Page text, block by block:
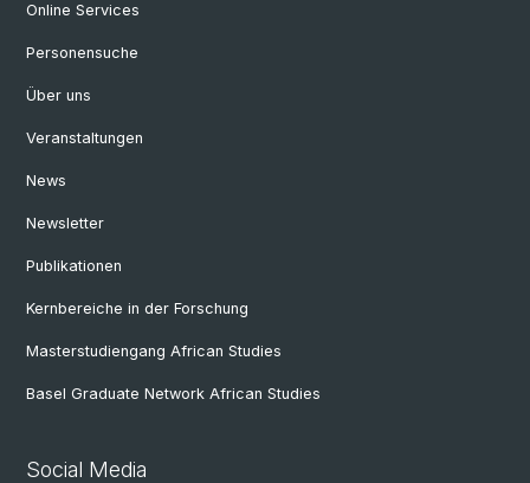
Online Services
Personensuche
Über uns
Veranstaltungen
News
Newsletter
Publikationen
Kernbereiche in der Forschung
Masterstudiengang African Studies
Basel Graduate Network African Studies
Social Media